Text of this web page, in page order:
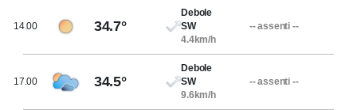
14.00 34.7°
Debole
SW
4.4km/h
-- assenti --
17.00 34.5°
Debole
SW
9.6km/h
-- assenti --